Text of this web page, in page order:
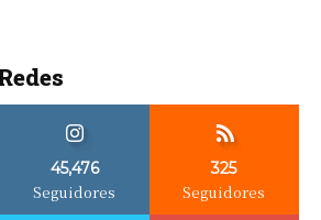
45,476
Seguidores
325
Seguidores